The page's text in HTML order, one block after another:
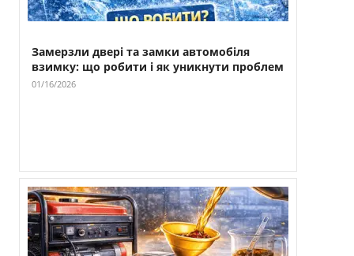
Замерзли двері та замки автомобіля
взимку: що робити і як уникнути проблем
01/16/2026